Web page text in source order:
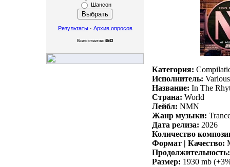
Шансон
Результаты· Архив опросов
Всего ответов: 4643
Категория:
Исполнитель:
Название: In The
Страна: World
Лейбл: NMN
Жанр музыки:
Дата релиза: 2026
Количество
Формат | Качество:
Продолжительность:
Размер: 1930 mb